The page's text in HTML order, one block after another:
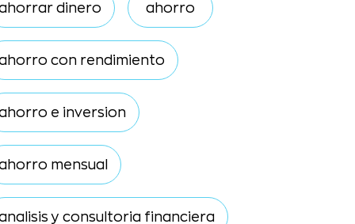
dinero ahorro
con rendimiento
e inversion
mensual
y consultoria financiera